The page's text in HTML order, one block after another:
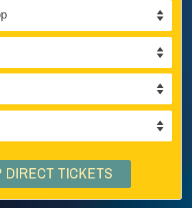
DIRECT TICKETS